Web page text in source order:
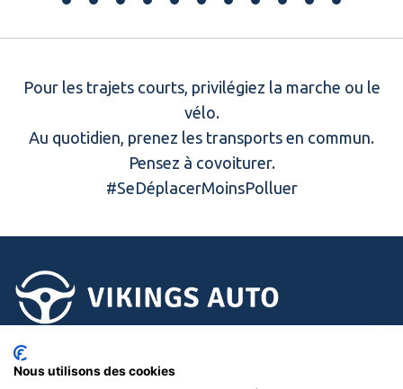
Pour les trajets courts, privilégiez la marche ou le
vélo.
Au quotidien, prenez les transports en commun.
Pensez à covoiturer.
#SeDéplacerMoinsPolluer
02.58.15.15.15
Nous utilisons des cookies